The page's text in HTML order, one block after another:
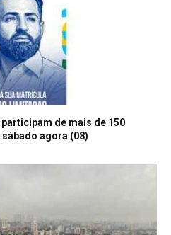
de mais de 150
agora (08)